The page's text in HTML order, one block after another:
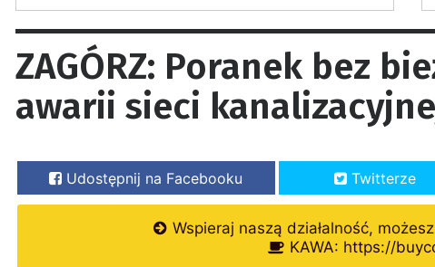
ZAGÓRZ: Poranek bez
awarii sieci
Udostępnij na Facebooku Twitterze
Wspieraj naszą działalność,
KAWA: https://